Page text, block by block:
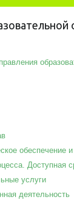
обеспечение
Доступная
услуги
деятельность